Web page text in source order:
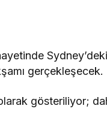
gerçekleşecek.
gösteriliyor;